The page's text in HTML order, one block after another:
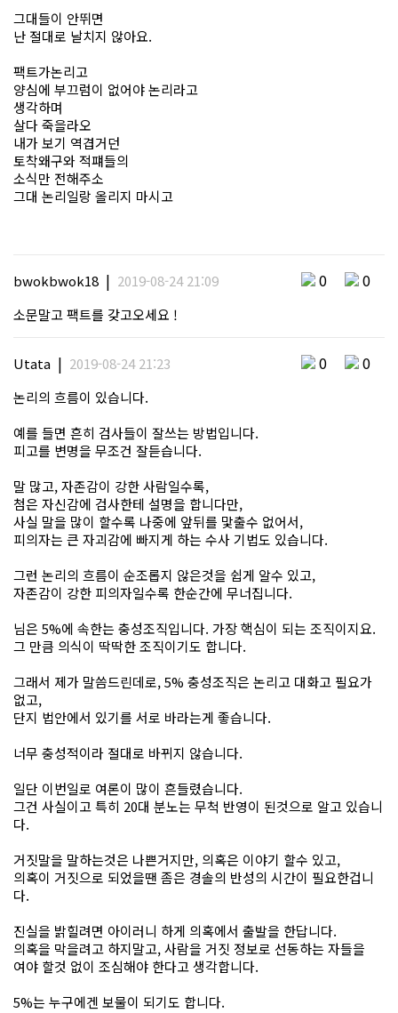
그대들이 안뛰면
난 절대로 날치지 않아요.
팩트가논리고
양심에 부끄럼이 없어야 논리라고
생각하며
살다 죽을라오
내가 보기 역겹거던
토착왜구와 적퍠들의
소식만 전해주소
그대 논리일랑 올리지 마시고
bwokbwok18 | 2019-08-24 21:09 0 0
소문말고 팩트를 갖고오세요 !
Utata | 2019-08-24 21:23 0 0
논리의 흐름이 있습니다.
예를 들면 흔히 검사들이 잘쓰는 방법입니다.
피고를 변명을 무조건 잘듣습니다.
말 많고, 자존감이 강한 사람일수록,
첨은 자신감에 검사한테 설명을 합니다만,
사실 말을 많이 할수록 나중에 앞뒤를 맟출수 없어서,
피의자는 큰 자괴감에 빠지게 하는 수사 기법도 있습니다.
그런 논리의 흐름이 순조롭지 않은것을 쉽게 알수 있고,
자존감이 강한 피의자일수록 한순간에 무너집니다.
님은 5%에 속한는 충성조직입니다. 가장 핵심이 되는 조직이지요.
그 만큼 의식이 딱딱한 조직이기도 합니다.
그래서 제가 말씀드린데로, 5% 충성조직은 논리고 대화고 필요가
없고,
단지 법안에서 있기를 서로 바라는게 좋습니다.
너무 충성적이라 절대로 바뀌지 않습니다.
일단 이번일로 여론이 많이 흔들렸습니다.
그건 사실이고 특히 20대 분노는 무척 반영이 된것으로 알고 있습니
다.
거짓말을 말하는것은 나쁜거지만, 의혹은 이야기 할수 있고,
의혹이 거짓으로 되었을땐 좀은 경솔의 반성의 시간이 필요한겁니
다.
진실을 밝힐려면 아이러니 하게 의혹에서 출발을 한답니다.
의혹을 막을려고 하지말고, 사람을 거짓 정보로 선동하는 자들을
여야 할것 없이 조심해야 한다고 생각합니다.
5%는 누구에겐 보물이 되기도 합니다.